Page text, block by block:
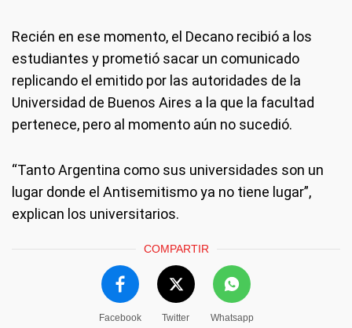
Recién en ese momento, el Decano recibió a los
estudiantes y prometió sacar un comunicado
replicando el emitido por las autoridades de la
Universidad de Buenos Aires a la que la facultad
pertenece, pero al momento aún no sucedió.
“Tanto Argentina como sus universidades son un
lugar donde el Antisemitismo ya no tiene lugar”,
explican los universitarios.
COMPARTIR
Facebook Twitter Whatsapp